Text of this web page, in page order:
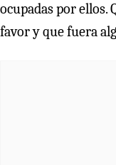
ocupadas por ellos.
favor y que fuera